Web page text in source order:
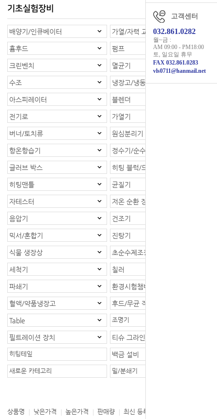
기초실험장비
배양기/인큐베이터 가열/자력 교반기
흄후드 펌프
크린벤치 멸균기
수조 냉장고/냉동고
아스피레이터 블렌더
전기로 가열기
버너/토치류 원심분리기
항온항습기 정수기/순수제조장치
글러브 박스 히팅 블럭/드라이베스
히팅맨틀 균질기
자테스터 저온 순환 장치
음압기 건조기
믹서/혼합기 진탕기
식물 생장상 초순수제조장치
세척기 칠러
파쇄기 환경시험챔버
혈액/약품냉장고 후드/무균 작업대
Table 조명기
필트레이션 장치 티슈 그라인더
히팅테잎 백금 설비
새로운 카테고리 밀/분쇄기
상품명 낮은가격 높은가격 판매량 최신 등록
고객센터
032.861.0282
월~금 :
AM 09:00 - PM18:00
토, 일요일 휴무
FAX 032.861.0283
vls0711@hanmail.net